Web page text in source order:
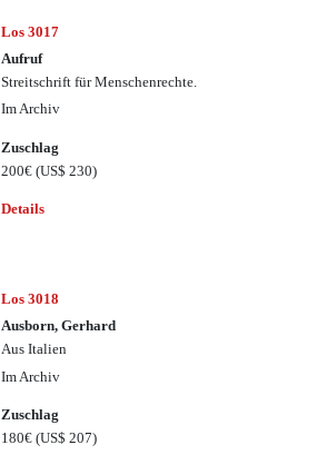
Los 3017
Aufruf
Streitschrift für Menschenrechte.
Im Archiv
Zuschlag
200€(US$ 230)
Details
Los 3018
Ausborn, Gerhard
Aus Italien
Im Archiv
Zuschlag
180€(US$ 207)